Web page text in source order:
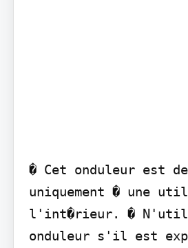
� Cet onduleur est
uniquement � une
l'int�rieur. �
onduleur s'il est